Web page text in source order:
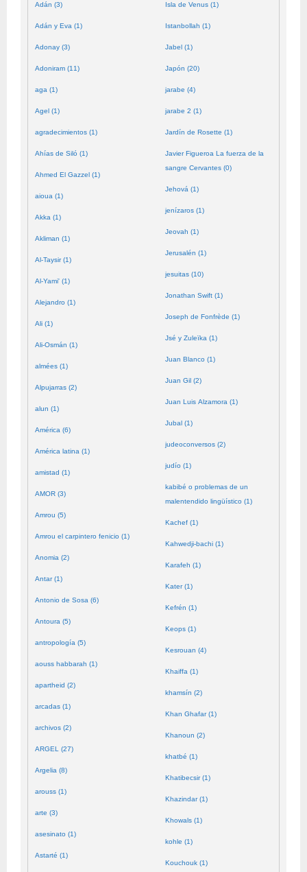
Adán (3)
Adán y Eva (1)
Adonay (3)
Adoniram (11)
aga (1)
Agel (1)
agradecimientos (1)
Ahías de Siló (1)
Ahmed El Gazzel (1)
aioua (1)
Akka (1)
Akliman (1)
Al-Taysir (1)
Al-Yami' (1)
Alejandro (1)
Ali (1)
Ali-Osmán (1)
almées (1)
Alpujarras (2)
alun (1)
América (6)
América latina (1)
amistad (1)
AMOR (3)
Amrou (5)
Amrou el carpintero fenicio (1)
Anomia (2)
Antar (1)
Antonio de Sosa (6)
Antoura (5)
antropología (5)
aouss habbarah (1)
apartheid (2)
arcadas (1)
archivos (2)
ARGEL (27)
Argelia (8)
arouss (1)
arte (3)
asesinato (1)
Astarté (1)
Isla de Venus (1)
Istanbollah (1)
Jabel (1)
Japón (20)
jarabe (4)
jarabe 2 (1)
Jardín de Rosette (1)
Javier Figueroa La fuerza de la
sangre Cervantes (0)
Jehová (1)
jenízaros (1)
Jeovah (1)
Jerusalén (1)
jesuitas (10)
Jonathan Swift (1)
Joseph de Fonfrède (1)
Jsé y Zuleïka (1)
Juan Blanco (1)
Juan Gil (2)
Juan Luis Alzamora (1)
Jubal (1)
judeoconversos (2)
judío (1)
kabibé o problemas de un
malentendido lingüístico (1)
Kachef (1)
Kahwedji-bachi (1)
Karafeh (1)
Kater (1)
Kefrén (1)
Keops (1)
Kesrouan (4)
Khaiffa (1)
khamsín (2)
Khan Ghafar (1)
Khanoun (2)
khatbé (1)
Khatibecsir (1)
Khazindar (1)
Khowals (1)
kohle (1)
Kouchouk (1)